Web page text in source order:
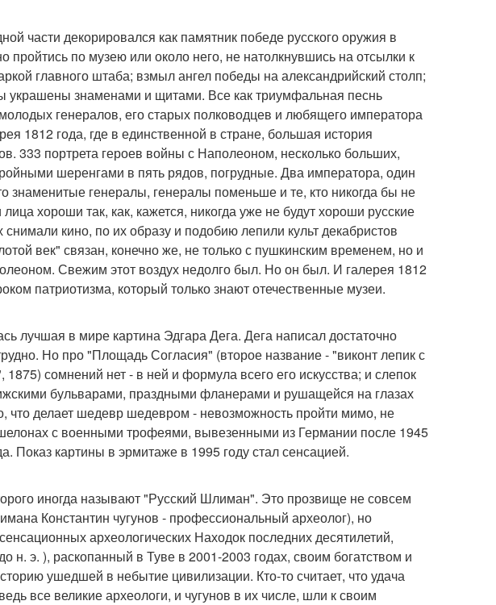
части декорировался как памятник победе русского оружия в
пройтись по музею или около него, не натолкнувшись на отсылки к
главного штаба; взмыл ангел победы на александрийский столп;
украшены знаменами и щитами. Все как триумфальная песнь
генералов, его старых полководцев и любящего императора
1812 года, где в единственной в стране, большая история
333 портрета героев войны с Наполеоном, несколько больших,
шеренгами в пять рядов, погрудные. Два императора, один
знаменитые генералы, генералы поменьше и те, кто никогда бы не
хороши так, как, кажется, никогда уже не будут хороши русские
кино, по их образу и подобию лепили культ декабристов
век" связан, конечно же, не только с пушкинским временем, но и
Свежим этот воздух недолго был. Но он был. И галерея 1812
патриотизма, который только знают отечественные музеи.
лучшая в мире картина Эдгара Дега. Дега написал достаточно
Но про "Площадь Согласия" (второе название - "виконт лепик с
сомнений нет - в ней и формула всего его искусства; и слепок
бульварами, праздными фланерами и рушащейся на глазах
что делает шедевр шедевром - невозможность пройти мимо, не
с военными трофеями, вывезенными из Германии после 1945
Показ картины в эрмитаже в 1995 году стал сенсацией.
иногда называют "Русский Шлиман". Это прозвище не совсем
Константин чугунов - профессиональный археолог), но
археологических Находок последних десятилетий,
н. э. ), раскопанный в Туве в 2001-2003 годах, своим богатством и
ушедшей в небытие цивилизации. Кто-то считает, что удача
все великие археологи, и чугунов в их числе, шли к своим